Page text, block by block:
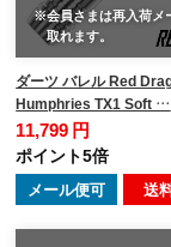
※会員さまは再入荷メ
取れます。
ダーツ バレル Red
Humphries TX1 Soft …
11,799 円
ポイント5倍
メール便可 送